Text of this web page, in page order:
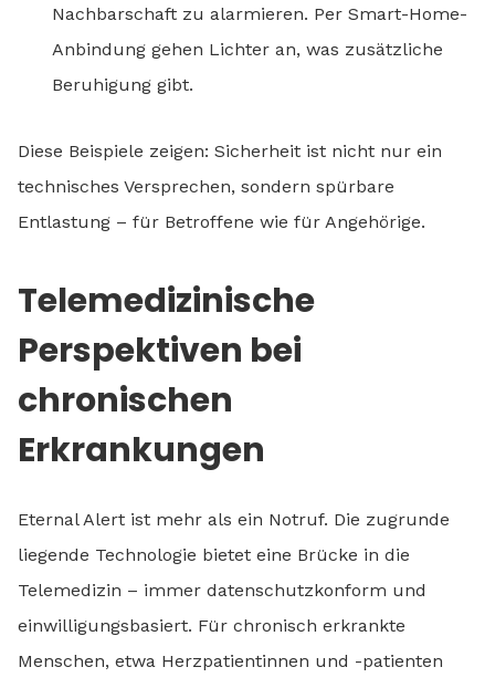
Nachbarschaft zu alarmieren. Per Smart-Home-
Anbindung gehen Lichter an, was zusätzliche
Beruhigung gibt.
Diese Beispiele zeigen: Sicherheit ist nicht nur ein
technisches Versprechen, sondern spürbare
Entlastung – für Betroffene wie für Angehörige.
Telemedizinische
Perspektiven bei
chronischen
Erkrankungen
Eternal Alert ist mehr als ein Notruf. Die zugrunde
liegende Technologie bietet eine Brücke in die
Telemedizin – immer datenschutzkonform und
einwilligungsbasiert. Für chronisch erkrankte
Menschen, etwa Herzpatientinnen und -patienten